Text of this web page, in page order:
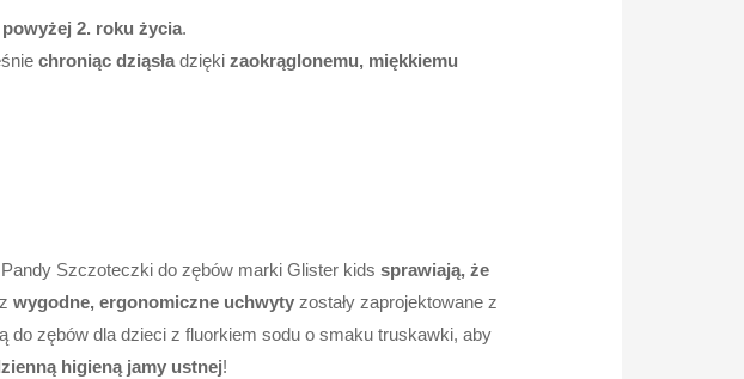
2. roku życia.
chroniąc dziąsła dziękizaokrąglonemu, miękkiemu
Szczoteczki do zębów marki Glister kidssprawiają, że
wygodne, ergonomiczne uchwyty zostały zaprojektowane z
do zębów dla dzieci z fluorkiem sodu o smaku truskawki, aby
higieną jamy ustnej!